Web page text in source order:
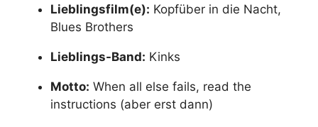
Lieblingsfilm(e): Kopfüber in die Nacht,
Blues Brothers
Lieblings-Band: Kinks
Motto: When all else fails, read the
instructions (aber erst dann)